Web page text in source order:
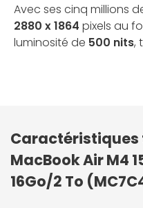
Avec ses cinq millions
2880 x 1864 pixels au
luminosité de 500 nits,
Caractéristiques
MacBook Air M4
16Go/2 To